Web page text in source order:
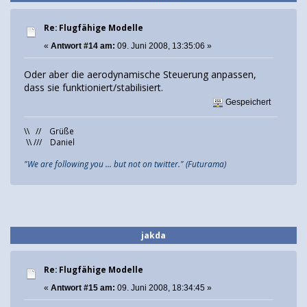
Re: Flugfähige Modelle
« Antwort #14 am: 09. Juni 2008, 13:35:06 »
Oder aber die aerodynamische Steuerung anpassen,
dass sie funktioniert/stabilisiert.
Gespeichert
\\ // Grüße
\\ /// Daniel
"We are following you ... but not on twitter." (Futurama)
jakda
Re: Flugfähige Modelle
« Antwort #15 am: 09. Juni 2008, 18:34:45 »